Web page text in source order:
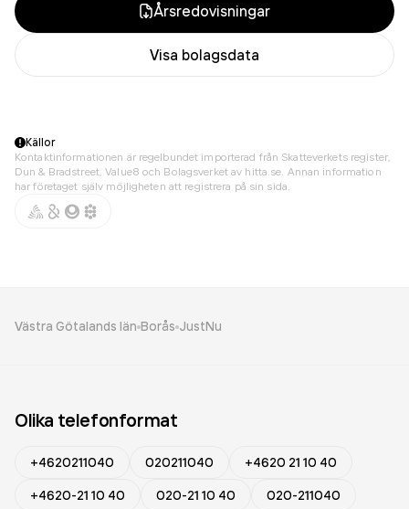
Årsredovisningar
Visa bolagsdata
Källor
Kontaktinformationen är regelbundet importerad från Skatteverkets register,
Dun & Bradstreet, Value8 och Bolagsverket av hitta.se. Annan information
har företaget själv möjligheten att registrera på sin sida.
Västra Götalands län Borås JustNu
Olika telefonformat
+4620211040 020211040
+4620 21 10 40
+4620-21 10 40
020-21 10 40 020-211040